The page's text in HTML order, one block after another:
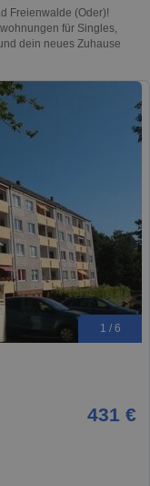
Freienwalde (Oder)!
für Singles,
dein neues Zuhause
1 / 6
431 €